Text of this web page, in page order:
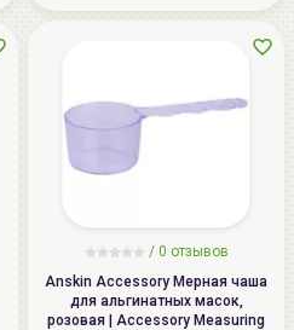
/ 0 отзывов
Anskin Accessory Мерная чаша
для альгинатных масок,
розовая | Accessory Measuring